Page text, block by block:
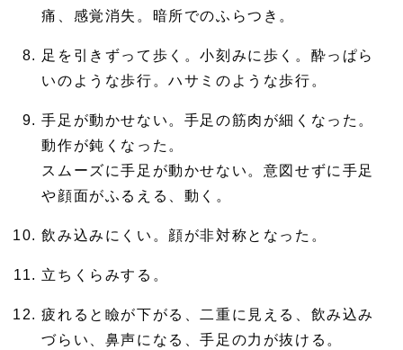
痛、感覚消失。暗所でのふらつき。
足を引きずって歩く。小刻みに歩く。酔っぱら
いのような歩行。ハサミのような歩行。
手足が動かせない。手足の筋肉が細くなった。
動作が鈍くなった。
スムーズに手足が動かせない。意図せずに手足
や顔面がふるえる、動く。
飲み込みにくい。顔が非対称となった。
立ちくらみする。
疲れると瞼が下がる、二重に見える、飲み込み
づらい、鼻声になる、手足の力が抜ける。